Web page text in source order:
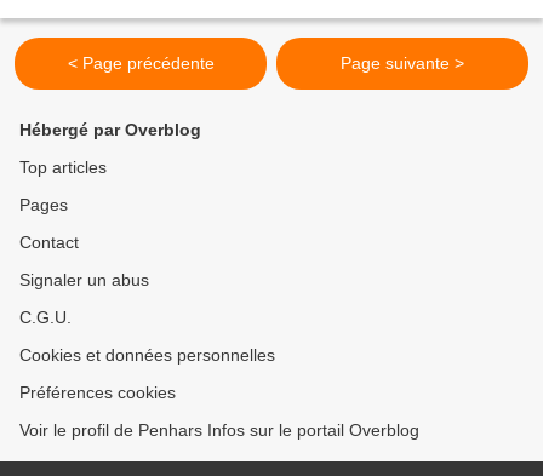
< Page précédente Page suivante >
Hébergé par Overblog
Top articles
Pages
Contact
Signaler un abus
C.G.U.
Cookies et données personnelles
Préférences cookies
Voir le profil de Penhars Infos sur le portail Overblog